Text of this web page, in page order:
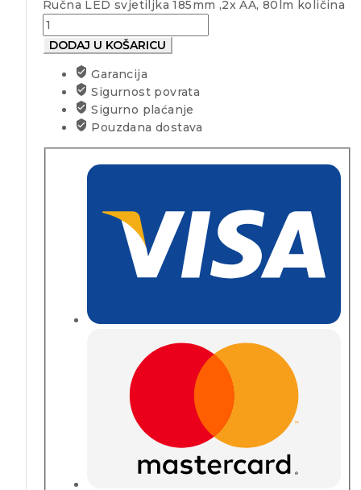
Ručna LED svjetiljka 185mm ,2x AA, 80lm količina
DODAJ U KOŠARICU
Garancija
Sigurnost povrata
Sigurno plaćanje
Pouzdana dostava